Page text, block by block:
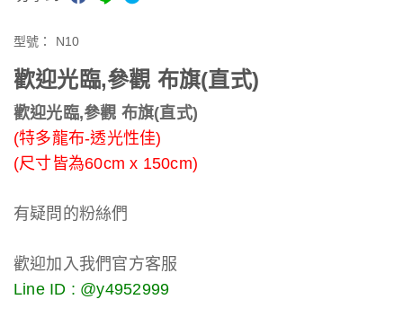
型號： N10
歡迎光臨,參觀 布旗(直式)
歡迎光臨,參觀 布旗(直式)
(特多龍布-透光性佳)
(尺寸皆為60cm x 150cm)
有疑問的粉絲們
歡迎加入我們官方客服
Line ID : @y4952999